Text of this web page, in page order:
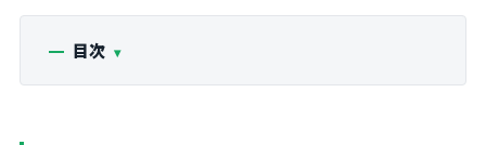
目次